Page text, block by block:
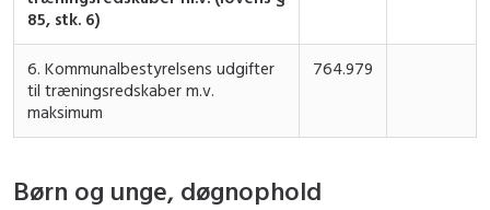
85, stk. 6)
6. Kommunalbestyrelsens udgifter
til træningsredskaber m.v.
maksimum
764.979
Børn og unge, døgnophold